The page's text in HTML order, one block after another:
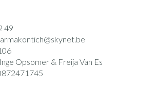
49
skynet.be
Inge Opsomer & Freija Van Es